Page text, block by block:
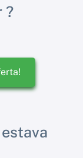
?